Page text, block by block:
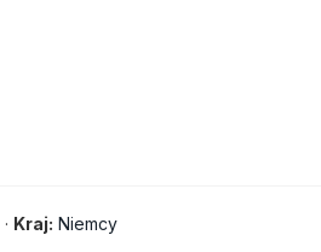
· Kraj: Niemcy